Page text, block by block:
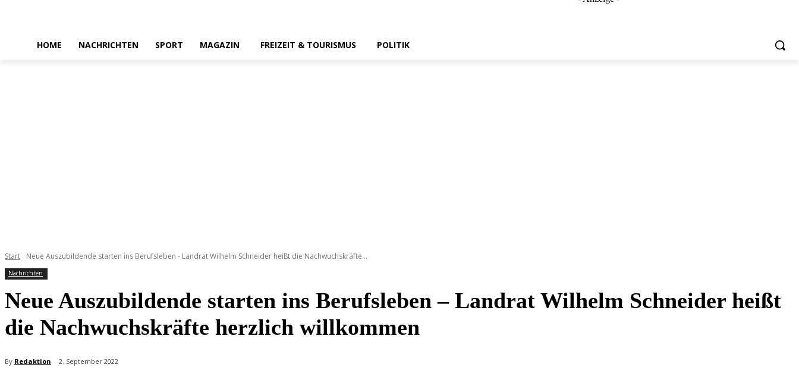
HOME NACHRICHTEN SPORT MAGAZIN FREIZEIT & TOURISMUS POLITIK
Start Neue Auszubildende starten ins Berufsleben - Landrat Wilhelm Schneider heißt die Nachwuchskräfte...
Nachrichten
Neue Auszubildende starten ins Berufsleben – Landrat Wilhelm Schneider heißt
die Nachwuchskräfte herzlich willkommen
By Redaktion 2. September 2022